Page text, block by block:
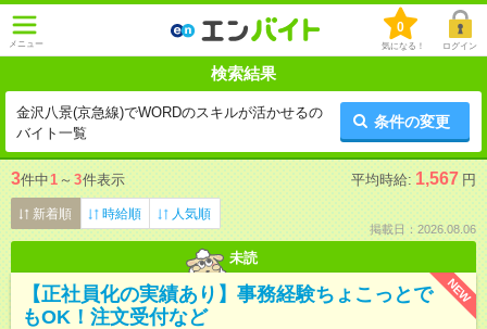
メニュー
0
気になる！ ログイン
検索結果
金沢八景(京急線)でWORDのスキルが活かせるの
バイト一覧
条件の変更
3件中1 ～ 3件表示 平均時給: 1,567 円
新着順 時給順 人気順
掲載日：2026.08.06
未読
NEW
【正社員化の実績あり】事務経験ちょこっとで
もOK！注文受付など